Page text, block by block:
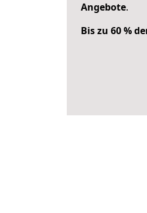
Angebote.
Bis zu 60 %